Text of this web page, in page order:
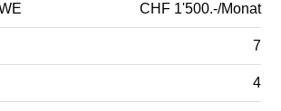
CHF 1'500.-/Monat
7
4